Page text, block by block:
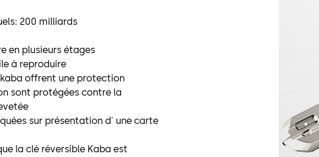
200 milliards
en plusieurs étages
à reproduire
offrent une protection
sont protégées contre la
sur présentation d' une carte
la clé réversible Kaba est